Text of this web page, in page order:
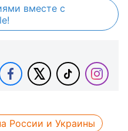
вместе с
России и Украины